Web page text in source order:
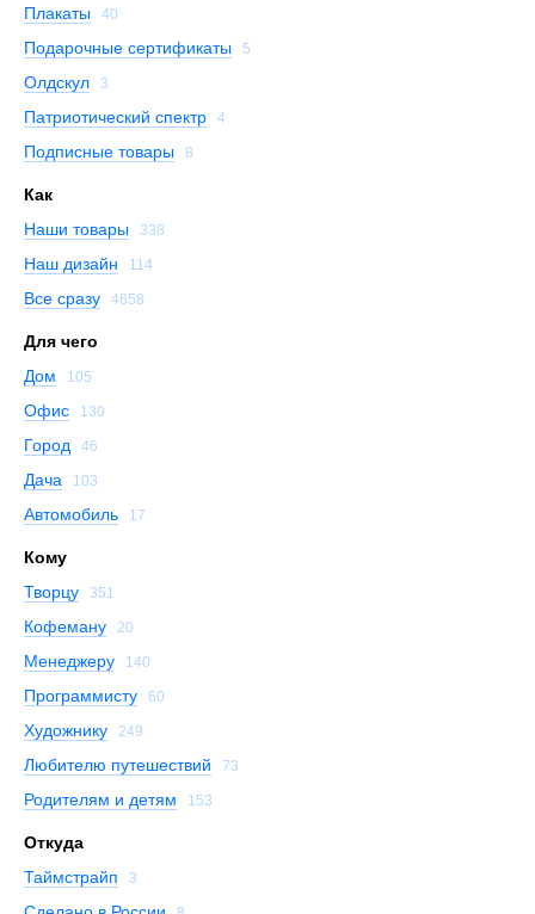
Плакаты 40
Подарочные сертификаты 5
Олдскул 3
Патриотический спектр 4
Подписные товары 8
Как
Наши товары
338
Наш дизайн 114
Все сразу 4658
Для чего
Дом
105
Офис 130
Город 46
Дача 103
Автомобиль 17
Кому
Творцу
351
Кофеману 20
Менеджеру 140
Программисту 60
Художнику 249
Любителю путешествий 73
Родителям и детям 153
Откуда
Таймстрайп
3